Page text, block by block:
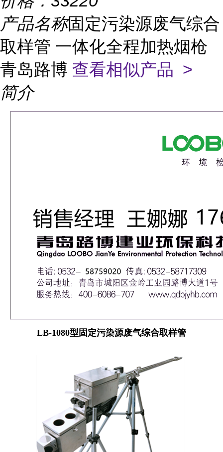
产品名称固定污染源废气综合
取样管 一体化全程加热烟枪
青岛路博 查看相似产品 >
简介
LB-1080型固定污染源废气综合取样管